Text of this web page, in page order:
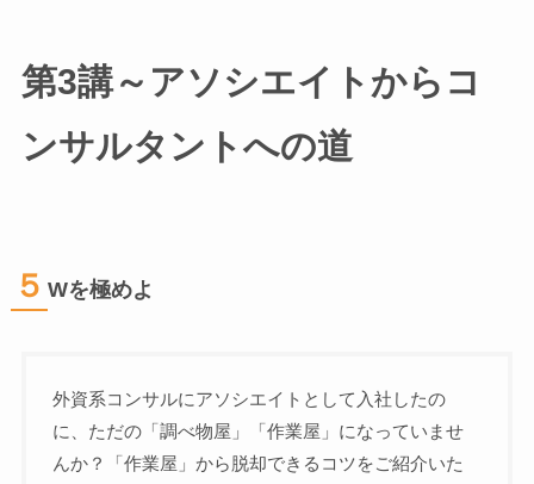
第3講～アソシエイトからコ
ンサルタントへの道
５ Wを極めよ
外資系コンサルにアソシエイトとして入社したの
に、ただの「調べ物屋」「作業屋」になっていませ
んか？「作業屋」から脱却できるコツをご紹介いた